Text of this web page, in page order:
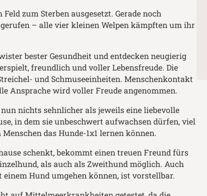
zum Sterben ausgesetzt. Gerade noch
– alle vier kleinen Welpen kämpften um ihr
bester Gesundheit und entdecken neugierig
freundlich und voller Lebensfreude. Die
und Schmuseeinheiten. Menschenkontakt
Ansprache wird voller Freude angenommen.
nichts sehnlicher als jeweils eine liebevolle
in dem sie unbeschwert aufwachsen dürfen, viel
das Hunde-1x1 lernen können.
schenkt, bekommt einen treuen Freund fürs
als auch als Zweithund möglich. Auch
Hund umgehen können, ist vorstellbar.